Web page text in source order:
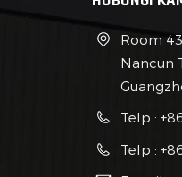
Room
Nancun
Telp :
Telp :